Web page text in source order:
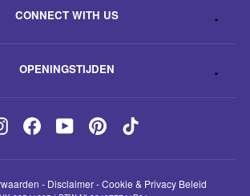
CONNECT WITH US
OPENINGSTIJDEN
InstagramFacebook
YouTubePinterestTikTok
- Disclaimer-Cookie & Privacy Beleid